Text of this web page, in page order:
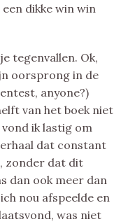
dikke win win
tegenvallen. Ok,
oorsprong in de
anyone?)
van het boek niet
ik lastig om
dat constant
zonder dat dit
dan ook meer dan
nou afspeelde en
was niet